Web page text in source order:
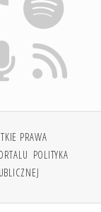
PRAWA
POLITYKA